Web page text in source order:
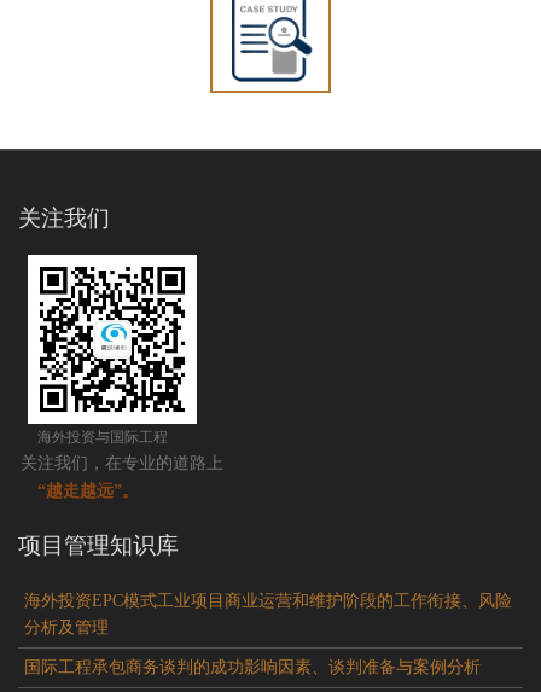
关注我们
海外投资与国际工程
关注我们，在专业的道路上
“越走越远”。
项目管理知识库
海外投资EPC模式工业项目商业运营和维护阶段的工作衔接、风险
分析及管理
国际工程承包商务谈判的成功影响因素、谈判准备与案例分析